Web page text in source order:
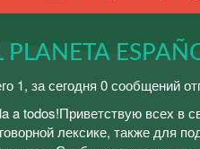
PLANETA
1, за сегодня 0 сообщений
a todos!Приветствую всех в
лексике, также для